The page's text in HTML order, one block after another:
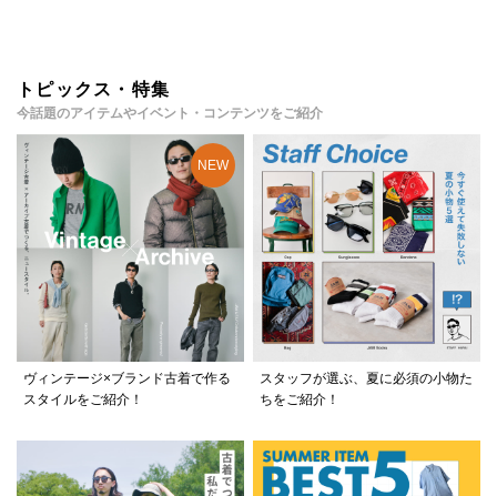
トピックス・特集
今話題のアイテムやイベント・コンテンツをご紹介
ヴィンテージ×ブランド古着で作る
スタイルをご紹介！
スタッフが選ぶ、夏に必須の小物た
ちをご紹介！